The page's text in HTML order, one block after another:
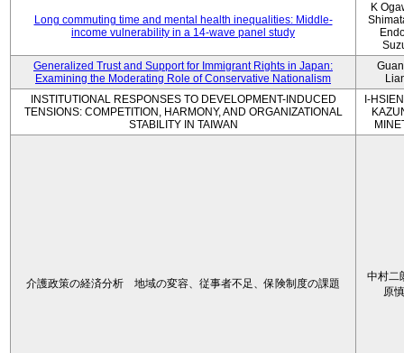
Long commuting time and mental health inequalities: Middle-
income vulnerability in a 14-wave panel study
K
Generalized Trust and Support for Immigrant Rights in Japan:
Examining the Moderating Role of Conservative Nationalism
INSTITUTIONAL RESPONSES TO DEVELOPMENT-INDUCED
TENSIONS: COMPETITION, HARMONY, AND ORGANIZATIONAL
STABILITY IN TAIWAN
I-
介護政策の経済分析 地域の変容、従事者不足、保険制度の課題
中村二
原